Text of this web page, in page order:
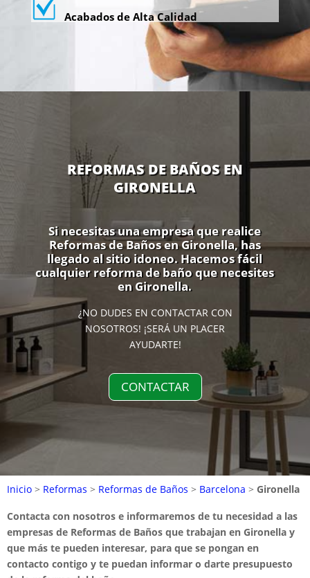
Acabados de Alta Calidad
REFORMAS DE BAÑOS EN
GIRONELLA
Si necesitas una empresa que realice
Reformas de Baños en Gironella, has
llegado al sitio idoneo. Hacemos fácil
cualquier reforma de baño que necesites
en Gironella.
¿NO DUDES EN CONTACTAR CON
NOSOTROS! ¡SERÁ UN PLACER
AYUDARTE!
CONTACTAR
Inicio > Reformas > Reformas de Baños > Barcelona > Gironella
Contacta con nosotros e informaremos de tu necesidad a las
empresas de Reformas de Baños que trabajan en Gironella y
que más te pueden interesar, para que se pongan en
contacto contigo y te puedan informar o darte presupuesto